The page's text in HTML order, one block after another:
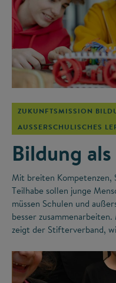
ZUKUNFTSMISSION
AUSSERSCHULISCHES
Bildung
Mit breiten Kompetenzen,
Teilhabe sollen junge
müssen Schulen und
besser
zeigt der Stifterverband,